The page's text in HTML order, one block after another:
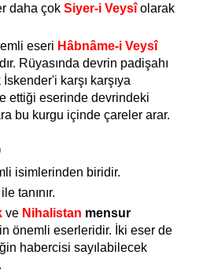
daha çok Siyer-i Veysîolarak
eseri Hâbnâme-i Veysî
Rüyasında devrin padişahı
karşı karşıya
ettiği eserinde devrindeki
bu kurgu içinde çareler arar.
isimlerinden biridir.
tanınır.
ve Nihalistan mensur
önemli eserleridir. İki eser de
habercisi sayılabilecek